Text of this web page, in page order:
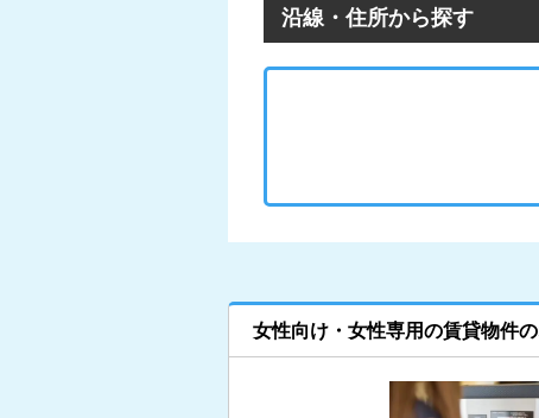
沿線・住所から探す
女性向け・女性専用の賃貸物件